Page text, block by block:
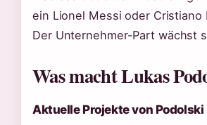
ein Lionel Messi oder
Der Unternehmer-Part wächst
Was macht Lukas
Aktuelle Projekte von Podolski